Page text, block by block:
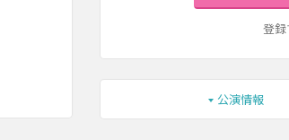
登
公演情報